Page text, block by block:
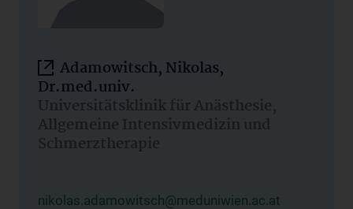
Adamowitsch, Nikolas,
Dr.med.univ.
Universitätsklinik für Anästhesie,
Allgemeine Intensivmedizin und
Schmerztherapie
nikolas.adamowitsch@meduniwien.ac.at